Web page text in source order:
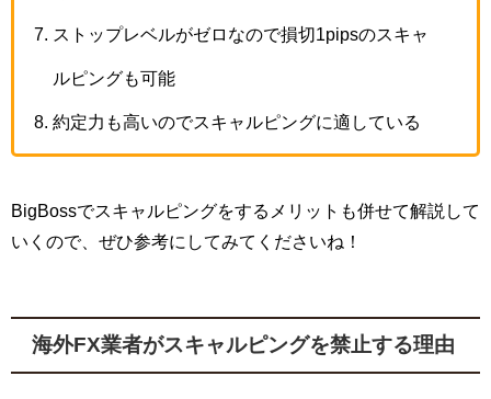
ストップレベルがゼロなので損切1pipsのスキャ
ルピングも可能
約定力も高いのでスキャルピングに適している
BigBossでスキャルピングをするメリットも併せて解説して
いくので、ぜひ参考にしてみてくださいね！
海外FX業者がスキャルピングを禁止する理由